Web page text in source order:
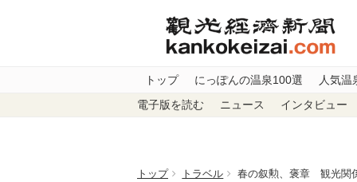
トップ にっぽんの温泉100選 人気温
電子版を読む ニュース インタビュー
トップ トラベル 春の叙勲、褒章 観光関